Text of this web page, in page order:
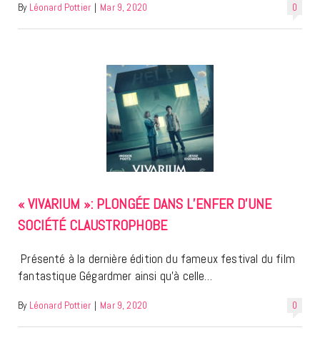
0
By Léonard Pottier | Mar 9, 2020
« VIVARIUM »: PLONGÉE DANS L’ENFER D’UNE
SOCIÉTÉ CLAUSTROPHOBE
Présenté à la dernière édition du fameux festival du film
fantastique Gégardmer ainsi qu’à celle…
0
By Léonard Pottier | Mar 9, 2020